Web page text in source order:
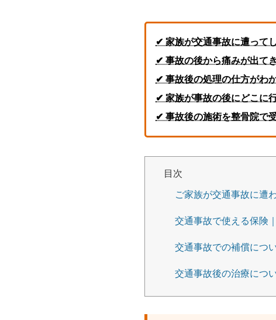
✔ 家族が交通事故に遭って
✔ 事故の後から痛みが出て
✔ 事故後の処理の仕方がわ
✔ 家族が事故の後にどこに
✔ 事故後の施術を整骨院で
目次
ご家族が交通事故に遭
交通事故で使える保険
交通事故での補償につ
交通事故後の治療につ